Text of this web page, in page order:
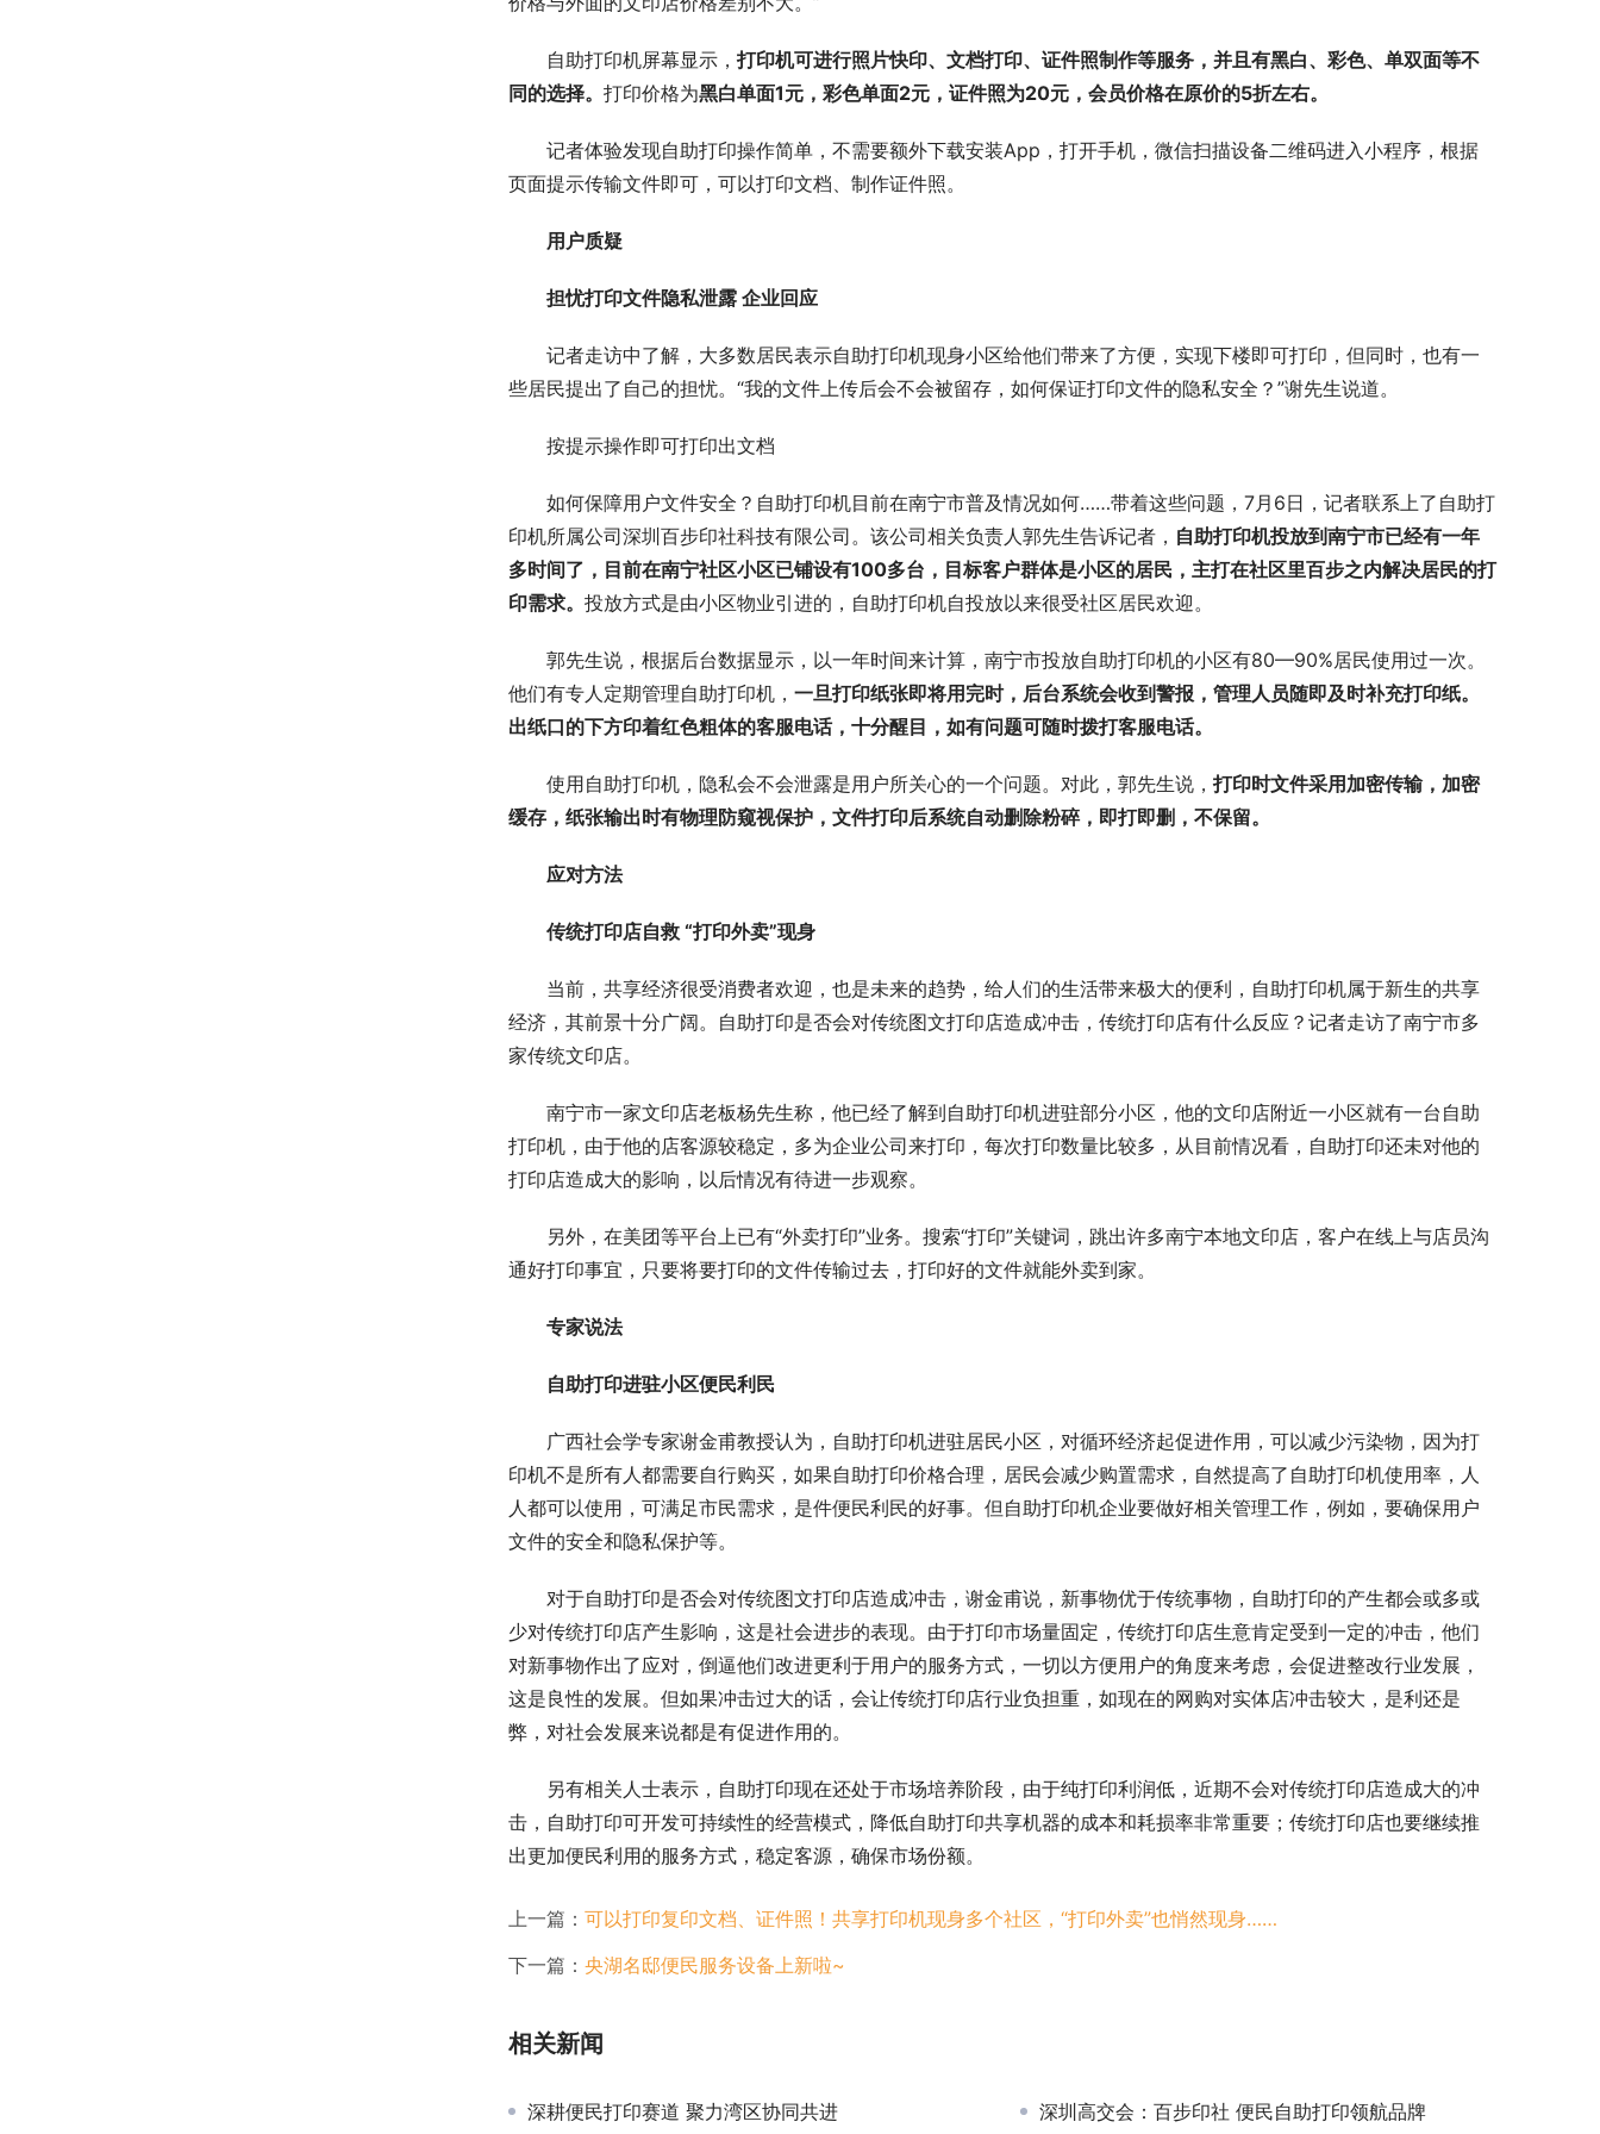
自助打印机屏幕显示， 打印机可进行照片快印、文档打印、证件照制作等服务，并且有黑白、彩色、单双面等不
同的选择。 打印价格为黑白单面1元，彩色单面2元，证件照为20元，会员价格在原价的5折左右。
记者体验发现自助打印操作简单，不需要额外下载安装App，打开手机，微信扫描设备二维码进入小程序，根据
页面提示传输文件即可，可以打印文档、制作证件照。
用户质疑
担忧打印文件隐私泄露 企业回应
记者走访中了解，大多数居民表示自助打印机现身小区给他们带来了方便，实现下楼即可打印，但同时，也有一
些居民提出了自己的担忧。“我的文件上传后会不会被留存，如何保证打印文件的隐私安全？”谢先生说道。
按提示操作即可打印出文档
如何保障用户文件安全？自助打印机目前在南宁市普及情况如何……带着这些问题，7月6日，记者联系上了自助打
印机所属公司深圳百步印社科技有限公司。该公司相关负责人郭先生告诉记者， 自助打印机投放到南宁市已经有一年
多时间了，目前在南宁社区小区已铺设有100多台，目标客户群体是小区的居民，主打在社区里百步之内解决居民的打
印需求。 投放方式是由小区物业引进的，自助打印机自投放以来很受社区居民欢迎。
郭先生说，根据后台数据显示，以一年时间来计算，南宁市投放自助打印机的小区有80—90%居民使用过一次。
他们有专人定期管理自助打印机， 一旦打印纸张即将用完时，后台系统会收到警报，管理人员随即及时补充打印纸。
出纸口的下方印着红色粗体的客服电话，十分醒目，如有问题可随时拨打客服电话。
使用自助打印机，隐私会不会泄露是用户所关心的一个问题。对此，郭先生说， 打印时文件采用加密传输，加密
缓存，纸张输出时有物理防窥视保护，文件打印后系统自动删除粉碎，即打即删，不保留。
应对方法
传统打印店自救 “打印外卖”现身
当前，共享经济很受消费者欢迎，也是未来的趋势，给人们的生活带来极大的便利，自助打印机属于新生的共享
经济，其前景十分广阔。自助打印是否会对传统图文打印店造成冲击，传统打印店有什么反应？记者走访了南宁市多
家传统文印店。
南宁市一家文印店老板杨先生称，他已经了解到自助打印机进驻部分小区，他的文印店附近一小区就有一台自助
打印机，由于他的店客源较稳定，多为企业公司来打印，每次打印数量比较多，从目前情况看，自助打印还未对他的
打印店造成大的影响，以后情况有待进一步观察。
另外，在美团等平台上已有“外卖打印”业务。搜索“打印”关键词，跳出许多南宁本地文印店，客户在线上与店员沟
通好打印事宜，只要将要打印的文件传输过去，打印好的文件就能外卖到家。
专家说法
自助打印进驻小区便民利民
广西社会学专家谢金甫教授认为，自助打印机进驻居民小区，对循环经济起促进作用，可以减少污染物，因为打
印机不是所有人都需要自行购买，如果自助打印价格合理，居民会减少购置需求，自然提高了自助打印机使用率，人
人都可以使用，可满足市民需求，是件便民利民的好事。但自助打印机企业要做好相关管理工作，例如，要确保用户
文件的安全和隐私保护等。
对于自助打印是否会对传统图文打印店造成冲击，谢金甫说，新事物优于传统事物，自助打印的产生都会或多或
少对传统打印店产生影响，这是社会进步的表现。由于打印市场量固定，传统打印店生意肯定受到一定的冲击，他们
对新事物作出了应对，倒逼他们改进更利于用户的服务方式，一切以方便用户的角度来考虑，会促进整改行业发展，
这是良性的发展。但如果冲击过大的话，会让传统打印店行业负担重，如现在的网购对实体店冲击较大，是利还是
弊，对社会发展来说都是有促进作用的。
另有相关人士表示，自助打印现在还处于市场培养阶段，由于纯打印利润低，近期不会对传统打印店造成大的冲
击，自助打印可开发可持续性的经营模式，降低自助打印共享机器的成本和耗损率非常重要；传统打印店也要继续推
出更加便民利用的服务方式，稳定客源，确保市场份额。
上一篇： 可以打印复印文档、证件照！共享打印机现身多个社区，“打印外卖”也悄然现身……
下一篇： 央湖名邸便民服务设备上新啦~
相关新闻
深耕便民打印赛道 聚力湾区协同共进 深圳高交会：百步印社 便民自助打印领航品牌